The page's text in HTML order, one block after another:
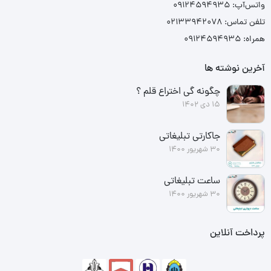
واتس‌آپ: ۰۹۱۲۴۵۹۴۹۳۵
تلفن تماس: ۰۲۱۳۳۹۴۲۰۷۸
همراه: ۰۹۱۲۴۵۹۴۹۳۵
آخرین نوشته ها
چگونه گی اختراع قلم ؟
15 دی 1402
جاکارتی تبلیغاتی
30 شهریور 1400
ساعت تبلیغاتی
30 شهریور 1400
پرداخت آنلاین